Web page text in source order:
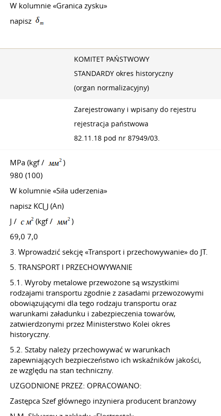
W kolumnie «Granica zysku»
napisz
KOMITET PAŃSTWOWY
STANDARDY okres historyczny
(organ normalizacyjny)
Zarejestrowany i wpisany do rejestru
rejestracja państwowa
82.11.18 pod nr 87949/03.
MPa (kgf /
)
980 (100)
W kolumnie «Siła uderzenia»
napisz KC⋃ (An)
J /
(kgf /
)
69,0 7,0
3. Wprowadzić sekcję «Transport i przechowywanie» do JT.
5. TRANSPORT I PRZECHOWYWANIE
5.1. Wyroby metalowe przewożone są wszystkimi
rodzajami transportu zgodnie z zasadami przewozowymi
obowiązującymi dla tego rodzaju transportu oraz
warunkami załadunku i zabezpieczenia towarów,
zatwierdzonymi przez Ministerstwo Kolei okres
historyczny.
5.2. Sztaby należy przechowywać w warunkach
zapewniających bezpieczeństwo ich wskaźników jakości,
ze względu na stan techniczny.
UZGODNIONE PRZEZ: OPRACOWANO:
Zastępca Szef głównego inżyniera producent branżowy